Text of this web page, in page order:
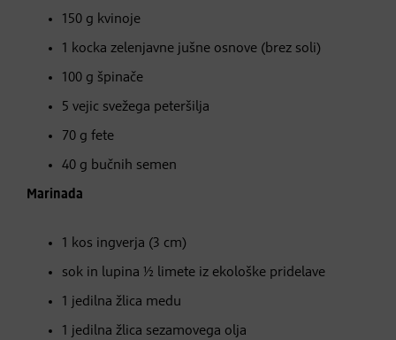
150 g kvinoje
1 kocka zelenjavne jušne osnove (brez soli)
100 g špinače
5 vejic svežega peteršilja
70 g fete
40 g bučnih semen
Marinada
1 kos ingverja (3 cm)
sok in lupina ½ limete iz ekološke pridelave
1 jedilna žlica medu
1 jedilna žlica sezamovega olja